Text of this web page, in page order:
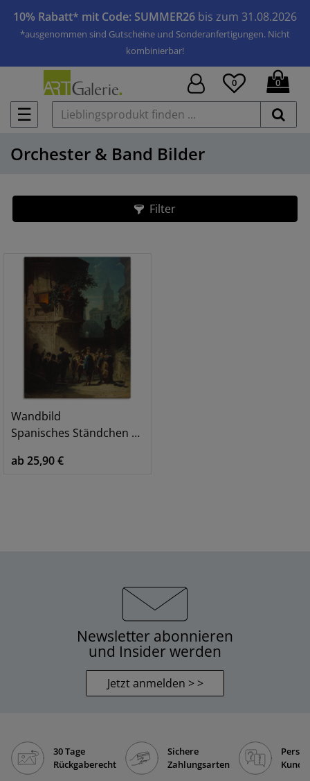
10% Rabatt* mit Code: SUMMER26 bis zum 31.08.2026
*ausgenommen sind Gutscheine und Sonderanfertigungen. Nicht
kombinierbar!
☰
0 0
Orchester & Band Bilder
Filter
Wandbild
Spanisches Ständchen Serenade
ab 25,90 €
Newsletter abonnieren
und Insider werden
Jetzt anmelden > >
30 Tage
Rückgaberecht
Sichere
Zahlungsarten